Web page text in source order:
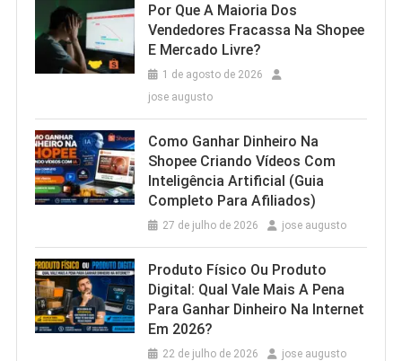
Por Que A Maioria Dos
Vendedores Fracassa Na Shopee
E Mercado Livre?
1 de agosto de 2026
jose augusto
Como Ganhar Dinheiro Na
Shopee Criando Vídeos Com
Inteligência Artificial (Guia
Completo Para Afiliados)
27 de julho de 2026 jose augusto
Produto Físico Ou Produto
Digital: Qual Vale Mais A Pena
Para Ganhar Dinheiro Na Internet
Em 2026?
22 de julho de 2026 jose augusto